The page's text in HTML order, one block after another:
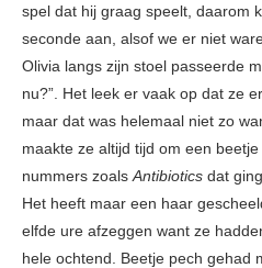
spel dat hij graag speelt, daarom
seconde aan, alsof we er niet
Olivia langs zijn stoel passeerde
nu?”. Het leek er vaak op dat ze
maar dat was helemaal niet zo
maakte ze altijd tijd om een
nummers zoals Antibiotics dat
Het heeft maar een haar
elfde ure afzeggen want ze
hele ochtend. Beetje pech gehad